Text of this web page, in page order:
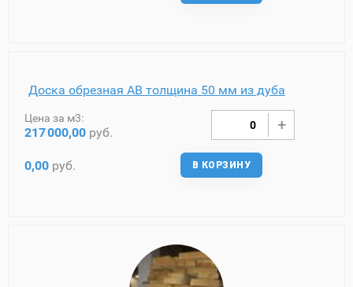
Доска обрезная AB толщина 50 мм из дуба
Цена за м3:
217000,00 руб.
0,00 руб. В КОРЗИНУ